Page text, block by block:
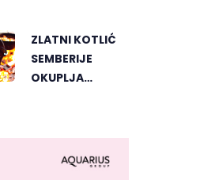
ZLATNI KOTLIĆ
SEMBERIJE
OKUPLJA
PAPRIKAŠA U
DVOROVIMA